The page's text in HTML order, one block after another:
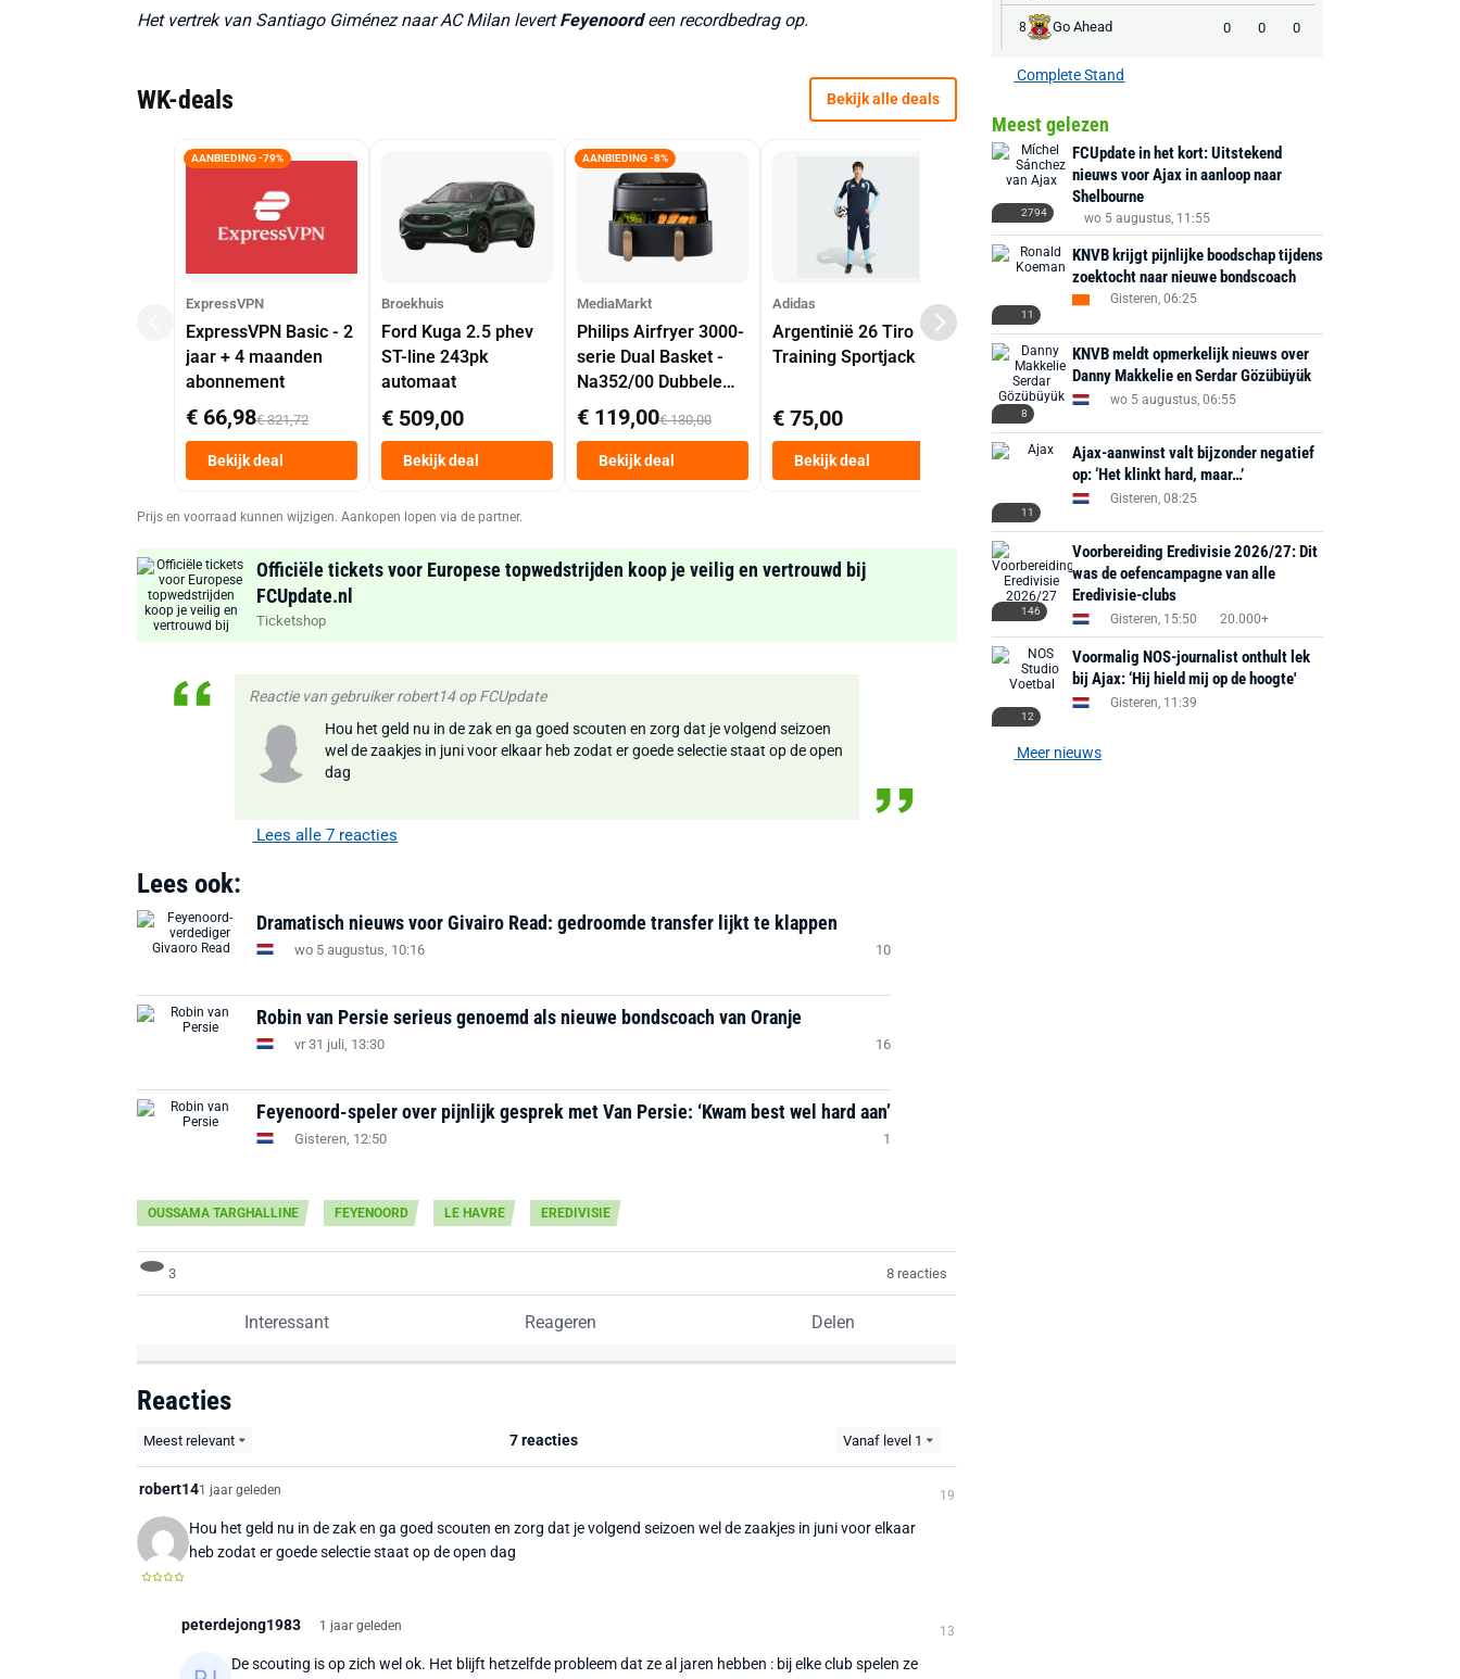
Het vertrek van Santiago Giménez naar AC Milan levertFeyenoordeen recordbedrag op.
WK-deals Bekijk alle deals
AANBIEDING -79%
ExpressVPN
ExpressVPN Basic - 2
jaar + 4 maanden
abonnement
€ 66,98€ 321,72
Bekijk deal
Broekhuis
Ford Kuga 2.5 phev
ST-line 243pk
automaat
€ 509,00
Bekijk deal
AANBIEDING -8%
MediaMarkt
Philips Airfryer 3000-
serie Dual Basket -
Na352/00 Dubbele
Mand 9 L Tot 6
Personen
Heteluchtfriteuse
Zwart
€ 119,00€ 130,00
Bekijk deal
Adidas
Argentinië 26 Tiro
Training Sportjack
€ 75,00
Bekijk deal
MediaMarkt
EA Sports FC 26 -
PlayStation 5
€ 29,99
Bekijk deal
AANBIEDING -40%
Adidas
F50 Messi Elite Firm
Ground Boots Kids
Bekijk deal
Prijs en voorraad kunnen wijzigen. Aankopen lopen via de partner.
Officiële tickets voor Europese topwedstrijden koop je veilig en vertrouwd bij
FCUpdate.nl
Ticketshop
Reactie van gebruiker robert14 op FCUpdate
Hou het geld nu in de zak en ga goed scouten en zorg dat je volgend seizoen
wel de zaakjes in juni voor elkaar heb zodat er goede selectie staat op de open
dag
Lees alle 7 reacties
Lees ook:
Dramatisch nieuws voor Givairo Read: gedroomde transfer lijkt te klappen
wo 5 augustus, 10:16 10
Robin van Persie serieus genoemd als nieuwe bondscoach van Oranje
vr 31 juli, 13:30 16
Feyenoord-speler over pijnlijk gesprek met Van Persie: ‘Kwam best wel hard aan’
Gisteren, 12:50 1
OUSSAMA TARGHALLINE FEYENOORD LE HAVRE EREDIVISIE
3 8 reacties
Interessant Reageren Delen
Reacties
Meest relevant 7 reacties Vanaf level 1
robert141 jaar geleden 19
Hou het geld nu in de zak en ga goed scouten en zorg dat je volgend seizoen wel de zaakjes in juni voor elkaar
heb zodat er goede selectie staat op de open dag
peterdejong1983 1 jaar geleden 13
De scouting is op zich wel ok. Het blijft hetzelfde probleem dat ze al jaren hebben : bij elke club spelen ze
8 Go Ahead 0 0 0
Complete Stand
Meest gelezen
2794
FCUpdate in het kort: Uitstekend
nieuws voor Ajax in aanloop naar
Shelbourne
wo 5 augustus, 11:55
11
KNVB krijgt pijnlijke boodschap tijdens
zoektocht naar nieuwe bondscoach
Gisteren, 06:25
8
KNVB meldt opmerkelijk nieuws over
Danny Makkelie en Serdar Gözübüyük
wo 5 augustus, 06:55
11
Ajax-aanwinst valt bijzonder negatief
op: ‘Het klinkt hard, maar…’
Gisteren, 08:25
146
Voorbereiding Eredivisie 2026/27: Dit
was de oefencampagne van alle
Eredivisie-clubs
Gisteren, 15:50 20.000+
12
Voormalig NOS-journalist onthult lek
bij Ajax: ‘Hij hield mij op de hoogte'
Gisteren, 11:39
Meer nieuws